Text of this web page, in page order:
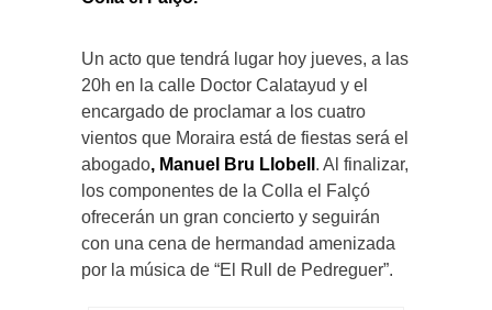
Un acto que tendrá lugar hoy jueves, a las
20h en la calle Doctor Calatayud y el
encargado de proclamar a los cuatro
vientos que Moraira está de fiestas será el
abogado, Manuel Bru Llobell . Al finalizar,
los componentes de la Colla el Falçó
ofrecerán un gran concierto y seguirán
con una cena de hermandad amenizada
por la música de “El Rull de Pedreguer”.